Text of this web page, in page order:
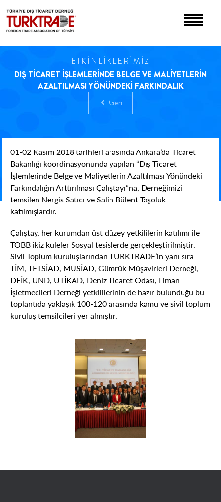
ETKİNLİKLERİMİZ
DIŞ TİCARET İŞLEMLERİNDE BELGE VE MALİYETLERİN
AZALTILMASI YÖNÜNDEKİ FARKINDALIK
Geri
01-02 Kasım 2018 tarihleri arasında Ankara’da Ticaret
Bakanlığı koordinasyonunda yapılan “Dış Ticaret
İşlemlerinde Belge ve Maliyetlerin Azaltılması Yönündeki
Farkındalığın Arttırılması Çalıştayı”na, Derneğimizi
temsilen Nergis Satıcı ve Salih Bülent Taşoluk
katılmışlardır.
Çalıştay, her kurumdan üst düzey yetkililerin katılımı ile
TOBB ikiz kuleler Sosyal tesislerde gerçekleştirilmiştir.
Sivil Toplum kuruluşlarından TURKTRADE’in yanı sıra
TİM, TETSİAD, MÜSİAD, Gümrük Müşavirleri Derneği,
DEİK, UND, UTİKAD, Deniz Ticaret Odası, Liman
İşletmecileri Derneği yetkililerinin de hazır bulunduğu bu
toplantıda yaklaşık 100-120 arasında kamu ve sivil toplum
kuruluş temsilcileri yer almıştır.